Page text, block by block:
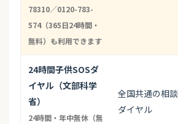
78310／0120-783-
574（365日24時間・
無料）も利用できます
24時間子供SOSダ
イヤル（文部科学
省）
24時間・年中無休（無
全国共通の相談
ダイヤル